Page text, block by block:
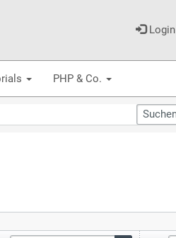
Login
PHP & Co.